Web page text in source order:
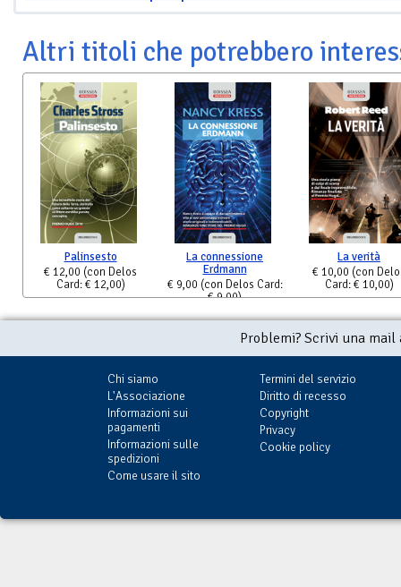
Altri titoli che potrebbero
Palinsesto
€ 12,00 (con Delos
Card: € 12,00)
La connessione
Erdmann
€ 9,00 (con Delos Card:
€ 9,00)
La verità
€ 10,00 (con
Card: € 10,00)
Problemi? Scrivi una
Chi siamo
L'Associazione
Informazioni sui
pagamenti
Informazioni sulle
spedizioni
Come usare il sito
Termini del servizio
Diritto di recesso
Copyright
Privacy
Cookie policy